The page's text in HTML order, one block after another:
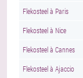
Flekosteel à Paris
Flekosteel à Nice
Flekosteel à Cannes
Flekosteel à Ajaccio